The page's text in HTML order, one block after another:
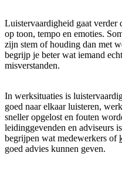
Luistervaardigheid gaat verder
op toon, tempo en emoties.
zijn stem of houding dan met
begrijp je beter wat iemand
misverstanden.
In werksituaties is
goed naar elkaar luisteren,
sneller opgelost en fouten
leidinggevenden en adviseurs
begrijpen wat medewerkers of
goed advies kunnen geven.